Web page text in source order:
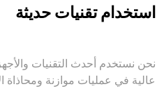
استخدام تقنيات حديثة
نحن نستخدم أحدث التقنيات
عالية في عمليات موازنة ومحاذاة